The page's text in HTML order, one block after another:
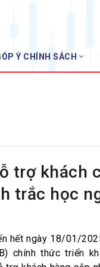
Ý CHÍNH SÁCH
trợ khách
trắc học
hết ngày 18/01/
chính thức triển